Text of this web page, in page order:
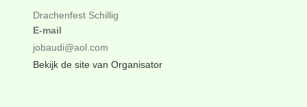
Drachenfest Schillig
E-mail
jobaudi@aol.com
Bekijk de site van Organisator